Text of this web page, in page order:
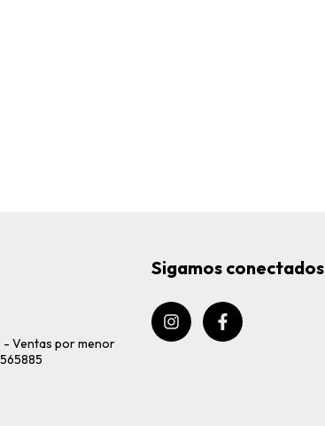
- Ventas por menor
Sigamos conectados